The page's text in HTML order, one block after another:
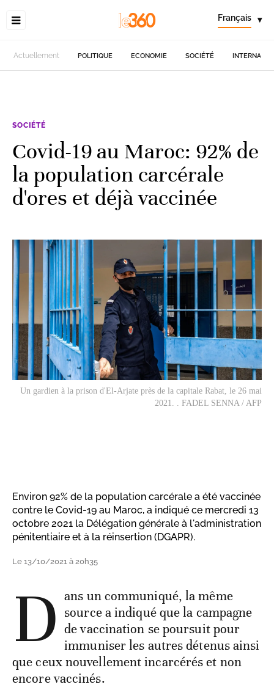
Français ▾
Actuellement POLITIQUE ECONOMIE SOCIÉTÉ
SOCIÉTÉ
Covid-19 au Maroc: 92% de
la population carcérale
d'ores et déjà vaccinée
Un gardien à la prison d'El-Arjate près de la capitale Rabat, le 26 mai
2021. . FADEL SENNA / AFP
Environ 92% de la population carcérale a été vaccinée
contre le Covid-19 au Maroc, a indiqué ce mercredi 13
octobre 2021 la Délégation générale à l'administration
pénitentiaire et à la réinsertion (DGAPR).
Le 13/10/2021 à 20h35
D ans un communiqué, la même
source a indiqué que la campagne
de vaccination se poursuit pour
immuniser les autres détenus ainsi
que ceux nouvellement incarcérés et non
encore vaccinés.